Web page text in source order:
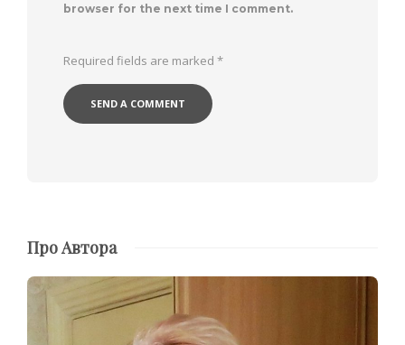
browser for the next time I comment.
Required fields are marked *
Про Автора